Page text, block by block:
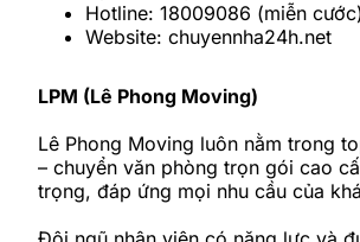
Hotline: 18009086 (miễn
Website: chuyennha24h.net
LPM (Lê Phong Moving)
Lê Phong Moving luôn nằm trong
– chuyển văn phòng trọn gói cao
trọng, đáp ứng mọi nhu cầu của